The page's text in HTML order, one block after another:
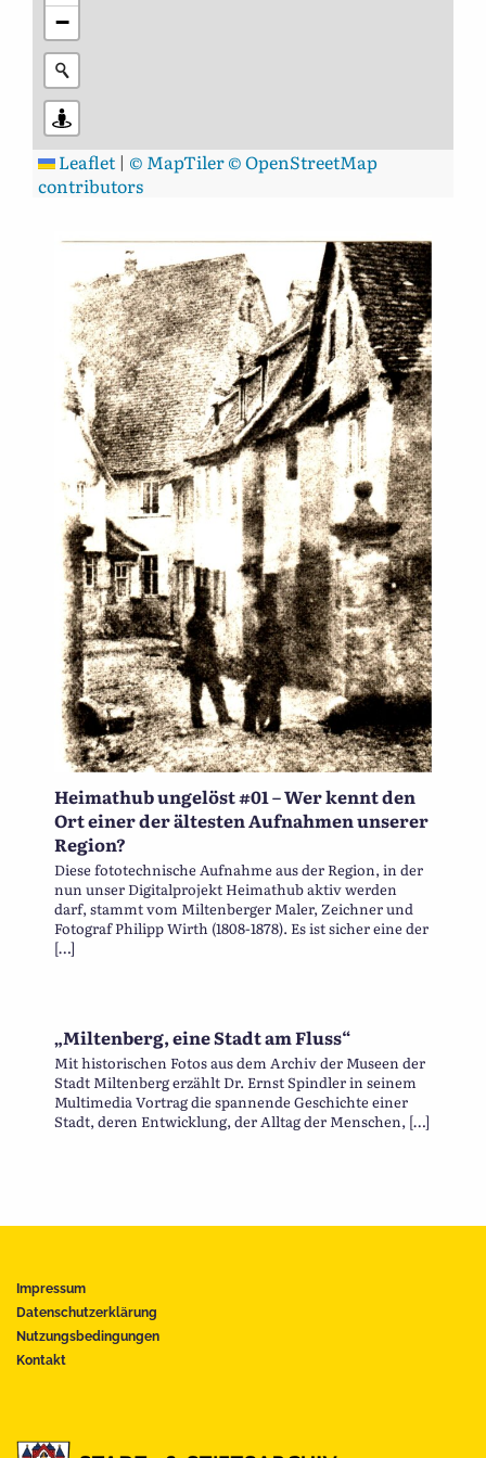
−
Leaflet | © MapTiler© OpenStreetMap
contributors
Heimathub ungelöst #01 – Wer kennt den
Ort einer der ältesten Aufnahmen unserer
Region?
Diese fototechnische Aufnahme aus der Region, in der
nun unser Digitalprojekt Heimathub aktiv werden
darf, stammt vom Miltenberger Maler, Zeichner und
Fotograf Philipp Wirth (1808-1878). Es ist sicher eine der
[…]
„Miltenberg, eine Stadt am Fluss“
Mit historischen Fotos aus dem Archiv der Museen der
Stadt Miltenberg erzählt Dr. Ernst Spindler in seinem
Multimedia Vortrag die spannende Geschichte einer
Stadt, deren Entwicklung, der Alltag der Menschen, […]
Impressum
Datenschutzerklärung
Nutzungsbedingungen
Kontakt